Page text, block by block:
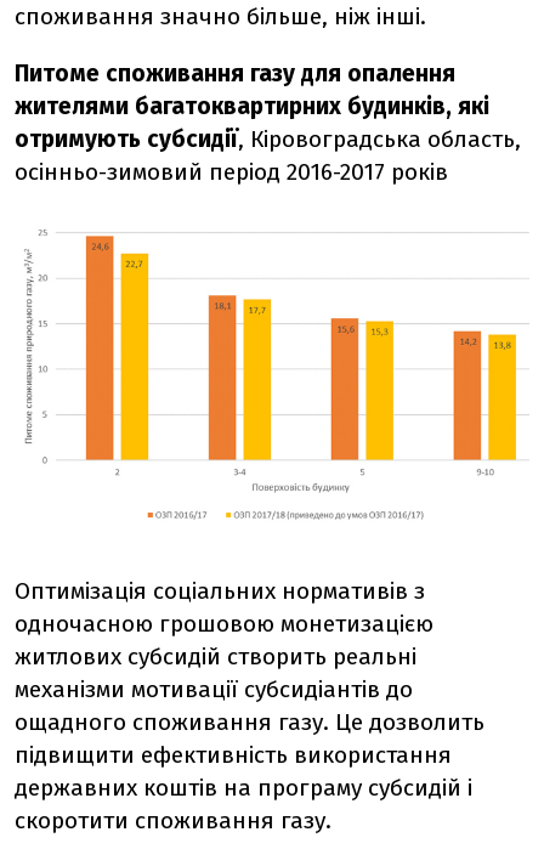
споживання значно більше, ніж інші.
Питоме споживання газу для опалення
жителями багатоквартирних будинків, які
отримують субсидії, Кіровоградська область,
осінньо-зимовий період 2016-2017 років
Оптимізація соціальних нормативів з
одночасною грошовою монетизацією
житлових субсидій створить реальні
механізми мотивації субсидіантів до
ощадного споживання газу. Це дозволить
підвищити ефективність використання
державних коштів на програму субсидій і
скоротити споживання газу.